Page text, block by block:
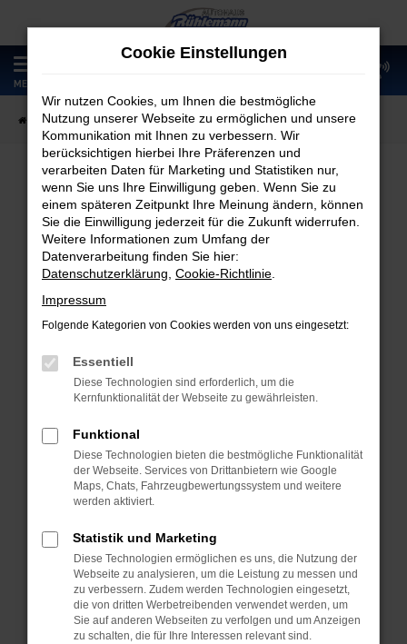
Zum
Hauptinhalt
springen
MENÜ
Startseite Fahrzeugangebote Fahrzeugmarkt
Fahrzeugmarkt
Fehler: Network Error
Beim Laden ist ein Fehler aufgetreten.
Hier sind ein paar Tipps, die dir helfen können:
Überprüfe deine Firewall und deine
Laden andere Webseiten, zum Beispiel
deine Suchmaschine?
Prüfe deine Browsererweiterungen.
Manche Erweiterungen, wie Werbeblocker,
können das Laden bestimmter Seiten
verhindern. Funktioniert die Seite in einem
anderen Browser oder in einem privaten
Fenster?
Starte dein Gerät neu.
Cookie Einstellungen
Wir nutzen Cookies, um Ihnen die bestmögliche
Nutzung unserer Webseite zu ermöglichen und unsere
Kommunikation mit Ihnen zu verbessern. Wir
berücksichtigen hierbei Ihre Präferenzen und
verarbeiten Daten für Marketing und Statistiken nur,
wenn Sie uns Ihre Einwilligung geben. Wenn Sie zu
einem späteren Zeitpunkt Ihre Meinung ändern, können
Sie die Einwilligung jederzeit für die Zukunft widerrufen.
Weitere Informationen zum Umfang der
Datenverarbeitung finden Sie hier:
Datenschutzerklärung Cookie-Richtlinie
Impressum
Folgende Kategorien von Cookies werden von uns eingesetzt:
Essentiell
Diese Technologien sind erforderlich, um die
Kernfunktionalität der Webseite zu gewährleisten.
Funktional
Diese Technologien bieten die bestmögliche Funktionalität
der Webseite. Services von Drittanbietern wie Google
Maps, Chats, Fahrzeugbewertungssystem und weitere
werden aktiviert.
Statistik und Marketing
Diese Technologien ermöglichen es uns, die Nutzung der
Webseite zu analysieren, um die Leistung zu messen und
zu verbessern. Zudem werden Technologien eingesetzt,
die von dritten Werbetreibenden verwendet werden, um
Sie auf anderen Webseiten zu verfolgen und um Anzeigen
zu schalten, die für Ihre Interessen relevant sind.